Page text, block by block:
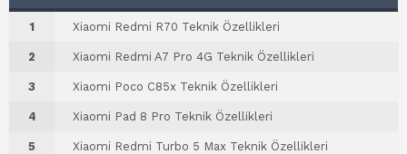
1 Xiaomi Redmi R70 Teknik Özellikleri
2 Xiaomi Redmi A7 Pro 4G Teknik Özellikleri
3 Xiaomi Poco C85x Teknik Özellikleri
4 Xiaomi Pad 8 Pro Teknik Özellikleri
5 Xiaomi Redmi Turbo 5 Max Teknik Özellikleri